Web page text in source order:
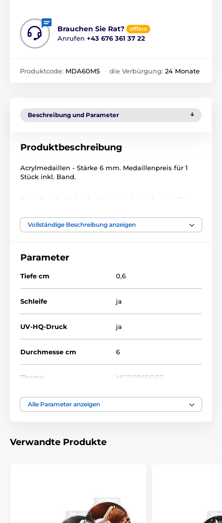
Brauchen Sie Rat? offline
Anrufen +43 676 361 37 22
Produktcode: MDA60M5 die Verbürgung: 24 Monate
Beschreibung und Parameter
Produktbeschreibung
Acrylmedaillen - Stärke 6 mm. Medaillenpreis für 1
Stück inkl. Band.
Das Produkt ist in Kategorien eingeteilt
Motorsport MDA60
Vollständige Beschreibung anzeigen
Parameter
Tiefe cm 0,6
Schleife ja
UV-HQ-Druck ja
Durchmesse cm 6
Thema MOTORSPORT
Auszeichnungstyp
Alle Parameter anzeigen
Verwandte Produkte